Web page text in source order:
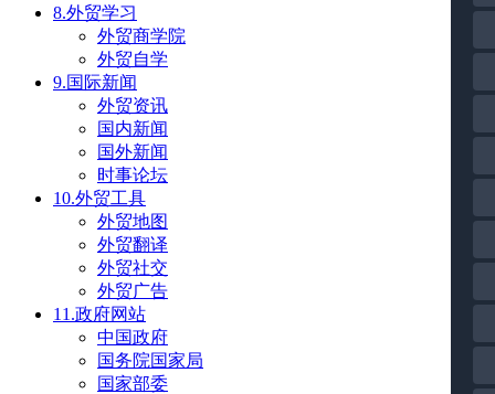
8.外贸学习
外贸商学院
外贸自学
9.国际新闻
外贸资讯
国内新闻
国外新闻
时事论坛
10.外贸工具
外贸地图
外贸翻译
外贸社交
外贸广告
11.政府网站
中国政府
国务院国家局
国家部委